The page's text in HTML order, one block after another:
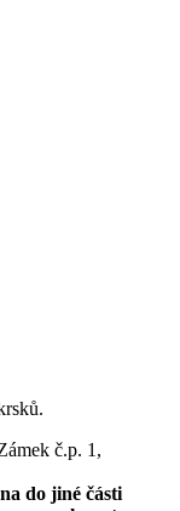
č.p. 1,
do jiné části